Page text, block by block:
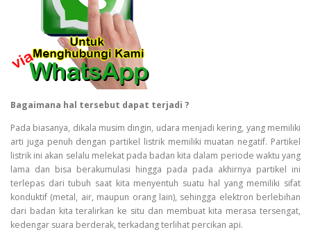
Bagaimana hal tersebut dapat terjadi ?
Pada biasanya, dikala musim dingin, udara menjadi kering, yang memiliki
arti juga penuh dengan partikel listrik memiliki muatan negatif. Partikel
listrik ini akan selalu melekat pada badan kita dalam periode waktu yang
lama dan bisa berakumulasi hingga pada pada akhirnya partikel ini
terlepas dari tubuh saat kita menyentuh suatu hal yang memiliki sifat
konduktif (metal, air, maupun orang lain), sehingga elektron berlebihan
dari badan kita teralirkan ke situ dan membuat kita merasa tersengat,
kedengar suara berderak, terkadang terlihat percikan api.